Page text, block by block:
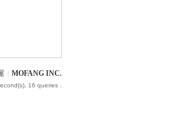
MOFANG INC.
16 queries .